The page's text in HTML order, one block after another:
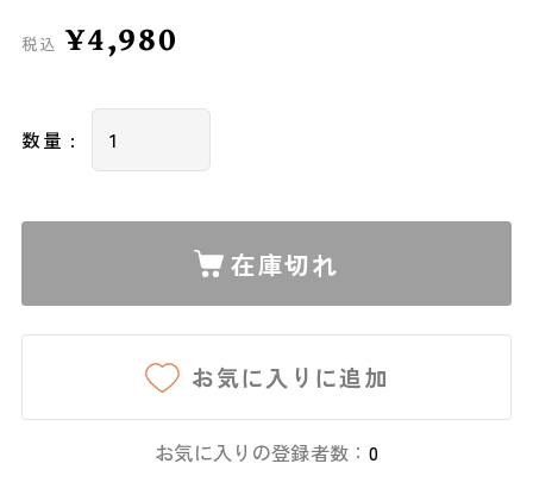
税込 ¥4,980
数量 :
在庫切れ
お気に入りに追加
お気に入りの登録者数： 0